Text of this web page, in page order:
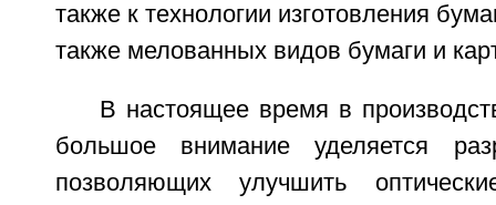
также к технологии изготовления
также мелованных видов бумаги и
В настоящее время в
большое внимание уделяется
позволяющих улучшить